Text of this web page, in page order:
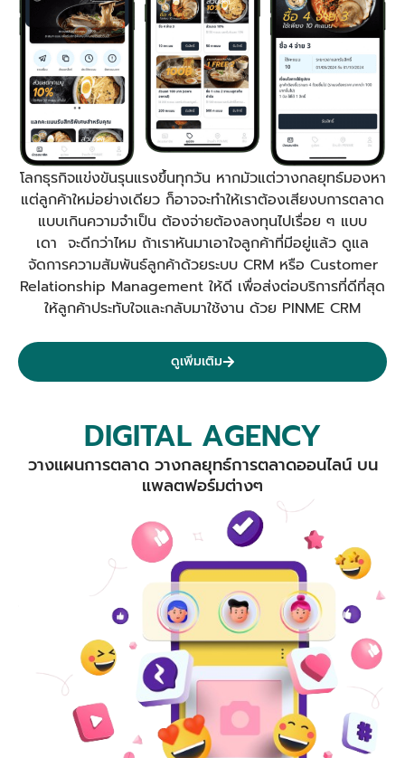
โลกธุรกิจแข่งขันรุนแรงขึ้นทุกวัน หากมัวแต่วางกลยุทธ์มองหา
แต่ลูกค้าใหม่อย่างเดียว ก็อาจจะทำให้เราต้องเสียงบการตลาด
แบบเกินความจำเป็น ต้องจ่ายต้องลงทุนไปเรื่อย ๆ แบบ
เดา จะดีกว่าไหม ถ้าเราหันมาเอาใจลูกค้าที่มีอยู่แล้ว ดูแล
จัดการความสัมพันธ์ลูกค้าด้วยระบบ CRM หรือ Customer
Relationship Management ให้ดี เพื่อส่งต่อบริการที่ดีที่สุด
ให้ลูกค้าประทับใจและกลับมาใช้งาน ด้วย PINME CRM
ดูเพิ่มเติม
DIGITAL AGENCY
วางแผนการตลาด วางกลยุทธ์การตลาดออนไลน์ บน
แพลตฟอร์มต่างๆ